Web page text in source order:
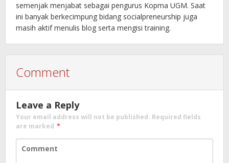
semenjak menjabat sebagai pengurus Kopma UGM. Saat
ini banyak berkecimpung bidang socialpreneurship juga
masih aktif menulis blog serta mengisi training.
Comment
Leave a Reply
Your email address will not be published. Required fields
are marked *